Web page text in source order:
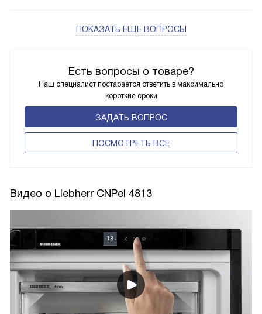
Есть вопросы о товаре?
Наш специалист постарается ответить в максимально
короткие сроки
ЗАДАТЬ ВОПРОС
ПОCМОТРЕТЬ ВСЕ
ПОКАЗАТЬ ЕЩЁ ВОПРОСЫ
Видео о Liebherr CNPel 4813